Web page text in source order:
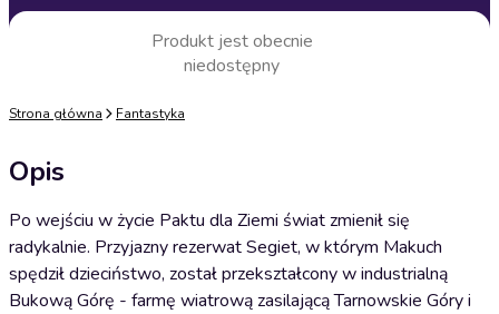
Produkt jest obecnie
niedostępny
Strona główna Fantastyka
Opis
Po wejściu w życie Paktu dla Ziemi świat zmienił się
radykalnie. Przyjazny rezerwat Segiet, w którym Makuch
spędził dzieciństwo, został przekształcony w industrialną
Bukową Górę - farmę wiatrową zasilającą Tarnowskie Góry i